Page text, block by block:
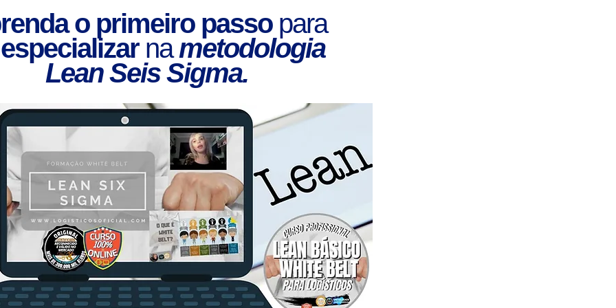
o primeiro passo para
especializarnametodologia
Lean Seis Sigma.